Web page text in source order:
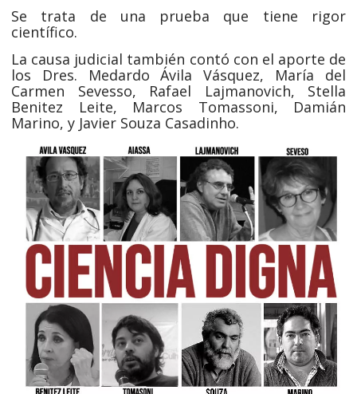
Se trata de una prueba que tiene rigor
científico.
La causa judicial también contó con el aporte de
los Dres. Medardo Ávila Vásquez, María del
Carmen Sevesso, Rafael Lajmanovich, Stella
Benitez Leite, Marcos Tomassoni, Damián
Marino, y Javier Souza Casadinho.